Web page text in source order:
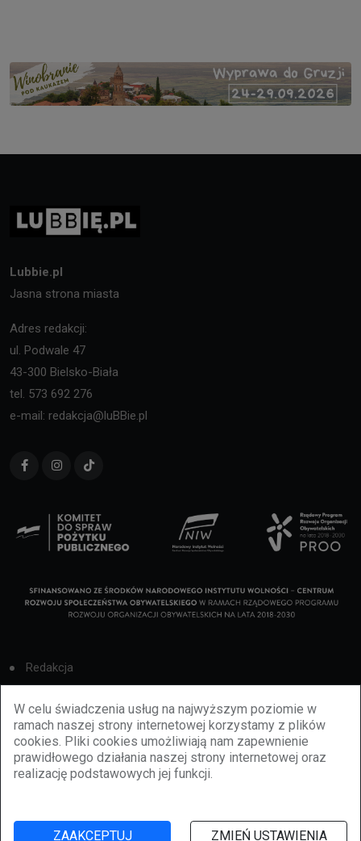
W celu świadczenia usług na najwyższym poziomie w
ramach naszej strony internetowej korzystamy z plików
cookies. Pliki cookies umożliwiają nam zapewnienie
prawidłowego działania naszej strony internetowej oraz
realizację podstawowych jej funkcji.
ZAAKCEPTUJ ZMIEŃ USTAWIENIA
Lubbie.pl
Jasna strona miasta
Adres redakcji:
ul. Podwale 47
43-300 Bielsko-Biała
tel. 573 692 276
e-mail: redakcja@luBBie.pl
Redakcja
Cookies
Reklama
BBiletomania